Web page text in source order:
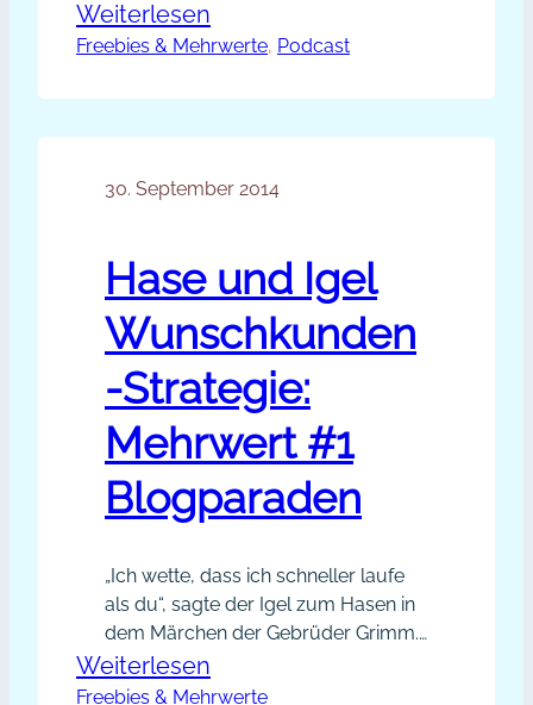
dem Märchen Hase und Igel fürs
Netzwerken mitnehmen können.
kannst mir gerne eine Nachricht oder
sabine@sabine-piarry.com oder
Mehrwerte.
Weiterlesen
PP001
Igel
Strategie
[Podcast]
Freebies & Mehrwerte, Podcast
30. September 2014
Hase und Igel
Wunschkunden
-Strategie:
Mehrwert #1
Blogparaden
„Ich wette, dass ich schneller laufe
als du“, sagte der Igel zum Hasen in
dem Märchen der Gebrüder Grimm.
Damit begann ein verhängnisvoller
Wettstreit, das dem Hasen sogar
Weiterlesen
Freebies & Mehrwerte